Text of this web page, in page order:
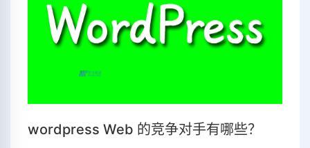
wordpress Web 的竞争对手有哪些？